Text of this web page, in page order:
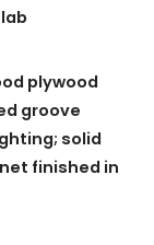
plywood
groove
solid
finished in